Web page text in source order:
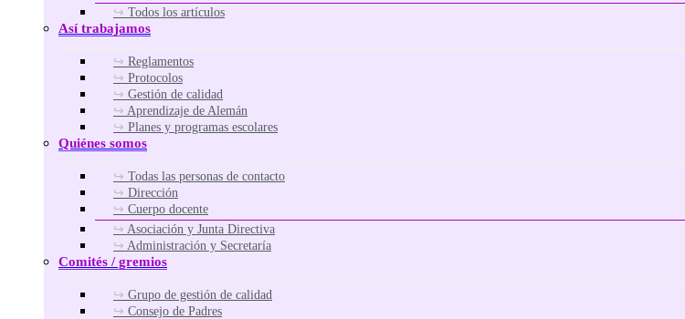
Todos los artículos
Así trabajamos
Reglamentos
Protocolos
Gestión de calidad
Aprendizaje de Alemán
Planes y programas escolares
Quiénes somos
Todas las personas de contacto
Dirección
Cuerpo docente
Asociación y Junta Directiva
Administración y Secretaría
Comités / gremios
Grupo de gestión de calidad
Consejo de Padres